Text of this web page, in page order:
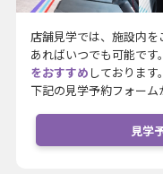
店舗見学では、施設内
あればいつでも可能で
をおすすめ しております。
下記の見学予約フォーム
見学